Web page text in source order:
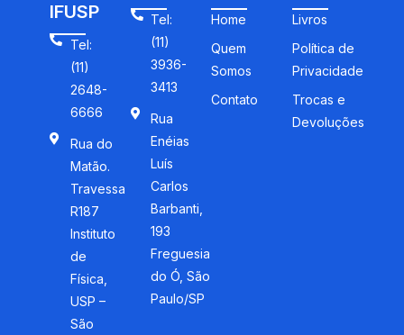
IFUSP
Tel:
(11)
2648-
6666
Rua do
Matão.
Travessa
R187
Instituto
de
Física,
USP –
São
Tel:
(11)
3936-
3413
Rua
Enéias
Luís
Carlos
Barbanti,
193
Freguesia
do Ó, São
Paulo/SP
Home
Quem
Somos
Contato
Livros
Política de
Privacidade
Trocas e
Devoluções